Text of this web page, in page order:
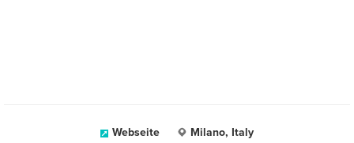
Webseite Milano, Italy